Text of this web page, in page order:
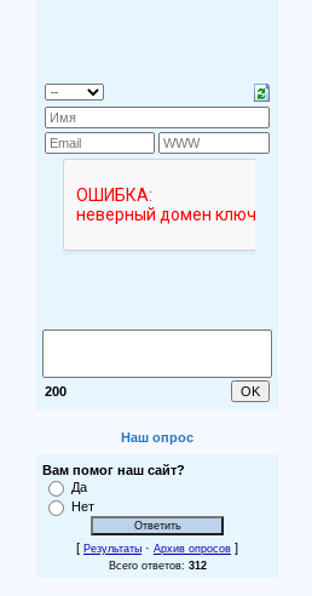
200
Наш опрос
Вам помог наш сайт?
Да
Нет
[ Результаты · Архив опросов ]
Всего ответов: 312